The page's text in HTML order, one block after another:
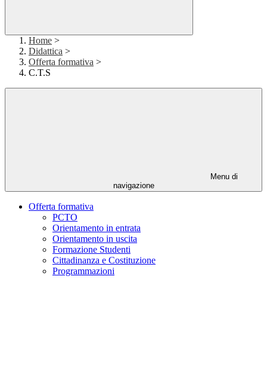
Home >
Didattica >
Offerta formativa >
C.T.S
Menu di
navigazione
Offerta formativa
PCTO
Orientamento in entrata
Orientamento in uscita
Formazione Studenti
Cittadinanza e Costituzione
Programmazioni